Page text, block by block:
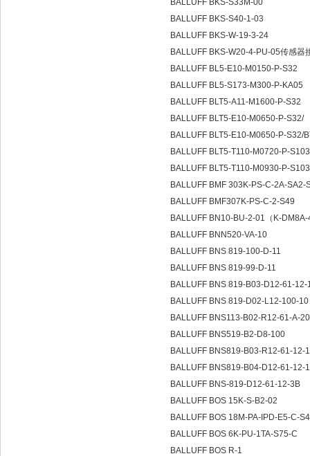
BALLUFF BKS-S33M-00
BALLUFF BKS-S40-1-03
BALLUFF BKS-W-19-3-24
BALLUFF BKS-W20-4-PU-05传感器
BALLUFF BL5-E10-M0150-P-S32
BALLUFF BL5-S173-M300-P-KA05
BALLUFF BLT5-A11-M1600-P-S32
BALLUFF BLT5-E10-M0650-P-S32/
BALLUFF BLT5-E10-M0650-P-S32/
BALLUFF BLT5-T110-M0720-P-
BALLUFF BLT5-T110-M0930-P-
BALLUFF BMF 303K-PS-C-2A-
BALLUFF BMF307K-PS-C-2-S49
BALLUFF BN10-BU-2-01（K-
BALLUFF BNN520-VA-10
BALLUFF BNS 819-100-D-11
BALLUFF BNS 819-99-D-11
BALLUFF BNS 819-B03-D12-61-
BALLUFF BNS 819-D02-L12-100-10
BALLUFF BNS113-B02-R12-61-A-
BALLUFF BNS519-B2-D8-100
BALLUFF BNS819-B03-R12-61-12-
BALLUFF BNS819-B04-D12-61-12-
BALLUFF BNS-819-D12-61-12-3B
BALLUFF BOS 15K-S-B2-02
BALLUFF BOS 18M-PA-IPD-E5-C-
BALLUFF BOS 6K-PU-1TA-S75-C
BALLUFF BOS R-1